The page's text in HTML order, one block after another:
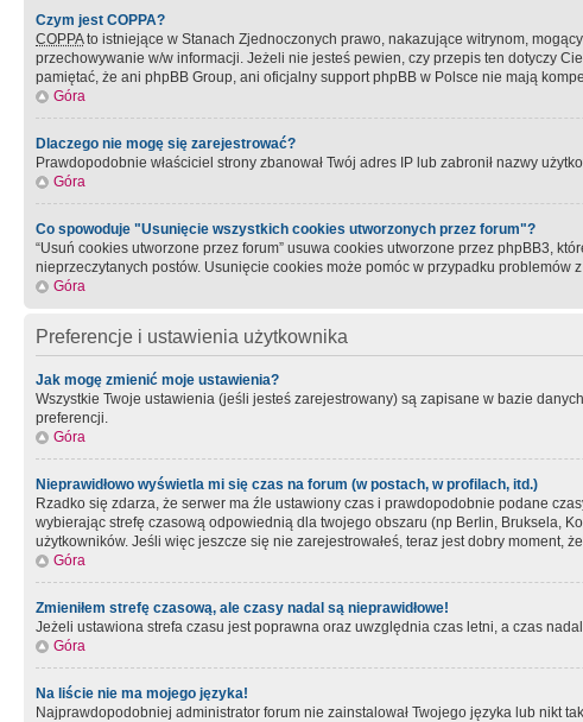
Czym jest COPPA?
COPPAto istniejące w Stanach Zjednoczonych prawo, nakazujące witrynom,
przechowywanie w/w informacji. Jeżeli nie jesteś pewien, czy przepis ten dotyczy
pamiętać, że ani phpBB Group, ani oficjalny support phpBB w Polsce nie mają
Góra
Dlaczego nie mogę się zarejestrować?
Prawdopodobnie właściciel strony zbanował Twój adres IP lub zabronił nazwy
Góra
Co spowoduje "Usunięcie wszystkich cookies utworzonych przez forum"?
“Usuń cookies utworzone przez forum” usuwa cookies utworzone przez phpBB3,
nieprzeczytanych postów. Usunięcie cookies może pomóc w przypadku problemów
Góra
Preferencje i ustawienia użytkownika
Jak mogę zmienić moje ustawienia?
Wszystkie Twoje ustawienia (jeśli jesteś zarejestrowany) są zapisane w bazie
preferencji.
Góra
Nieprawidłowo wyświetla mi się czas na forum (w postach, w profilach, itd.)
Rzadko się zdarza, że serwer ma źle ustawiony czas i prawdopodobnie podane
wybierając strefę czasową odpowiednią dla twojego obszaru (np Berlin, Bruksela,
użytkowników. Jeśli więc jeszcze się nie zarejestrowałeś, teraz jest dobry moment,
Góra
Zmieniłem strefę czasową, ale czasy nadal są nieprawidłowe!
Jeżeli ustawiona strefa czasu jest poprawna oraz uwzględnia czas letni, a czas
Góra
Na liście nie ma mojego języka!
Najprawdopodobniej administrator forum nie zainstalował Twojego języka lub nikt